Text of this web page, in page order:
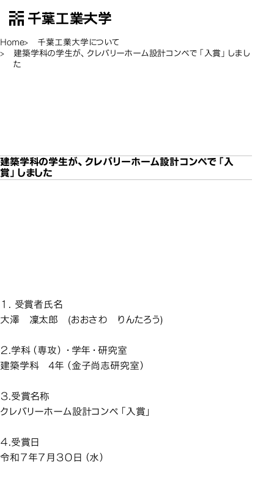
千葉工業大学
Open Menu
Home
千葉工業大学について
建築学科の学生が、クレバリーホーム設計コンペで「入賞」しまし
た
で「入賞」しました
で「入賞」しました
で「入賞」しました
建築学科の学生が、クレバリーホーム設計コンペで「入
賞」しました
賞」しました
賞」しました
賞」しました
１. 受賞者氏名
大澤 凜太郎 (おおさわ りんたろう)
２.学科（専攻）・学年・研究室
建築学科 4年（金子尚志研究室）
３.受賞名称
クレバリーホーム設計コンペ「入賞」
４.受賞日
令和７年７月３０日（水）